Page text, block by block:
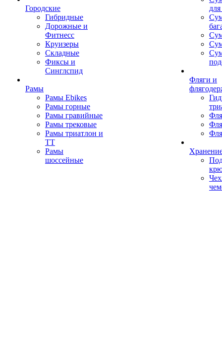
Городские
Гибридные
Дорожные и
Фитнесс
Круизеры
Складные
Фиксы и
Синглспид
Рамы
Рамы Ebikes
Рамы горные
Рамы гравийные
Рамы трековые
Рамы триатлон и
ТТ
Рамы
шоссейные
Фляги и